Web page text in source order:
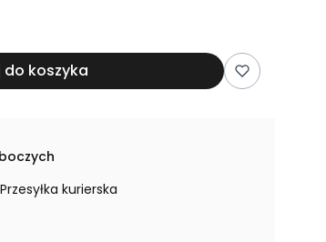
do koszyka
kurierska